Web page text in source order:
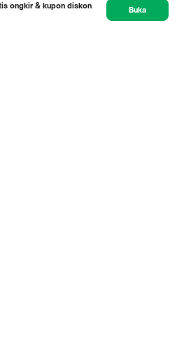
ongkir & kupon diskon
Buka